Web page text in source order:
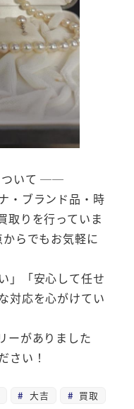
ついて ──
・ブランド品・時
取りを行っていま
らでもお気軽に
」「安心して任せ
対応を心がけてい
ーがありました
さい！
大吉 買取